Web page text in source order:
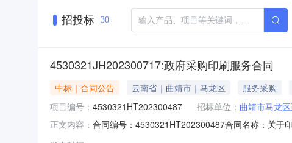
招投标 30
4530321JH202300717:政府采购印刷服务合同
中标｜合同公告 云南省｜曲靖市｜马龙区 服务采购
项目编号： 4530321HT202300487 招标单位： 曲靖市马龙
正文内容： 合同编号：4530321HT202300487合同名称：关于